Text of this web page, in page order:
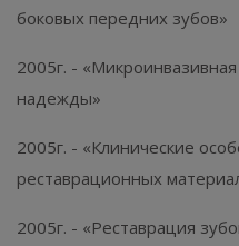
боковых передних зубов»
2005г. -
надежды»
2005г. - «Клинические
реставрационных
2005г. - «Реставрация